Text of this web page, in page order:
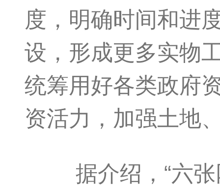
度，明确时间和进
设，形成更多实物
统筹用好各类政府
资活力，加强土地
据介绍，“六张